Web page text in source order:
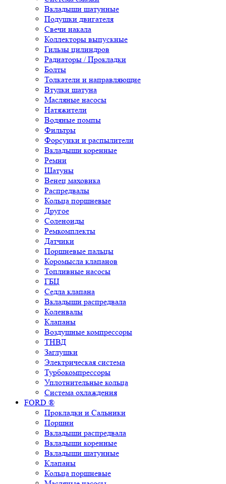
Вкладыши шатунные
Подушки двигателя
Свечи накала
Коллекторы выпускные
Гильзы цилиндров
Радиаторы / Прокладки
Болты
Толкатели и направляющие
Втулки шатуна
Масляные насосы
Натяжители
Водяные помпы
Фильтры
Форсунки и распылители
Вкладыши коренные
Ремни
Шатуны
Венец маховика
Распредвалы
Кольца поршневые
Другое
Соленоиды
Ремкомплекты
Датчики
Поршневые пальцы
Коромысла клапанов
Топливные насосы
ГБЦ
Седла клапана
Вкладыши распредвала
Коленвалы
Клапаны
Воздушные компрессоры
ТНВД
Заглушки
Электрическая система
Турбокомпрессоры
Уплотнительные кольца
Система охлаждения
FORD ®
Прокладки и Сальники
Поршни
Вкладыши распредвала
Вкладыши коренные
Вкладыши шатунные
Клапаны
Кольца поршневые